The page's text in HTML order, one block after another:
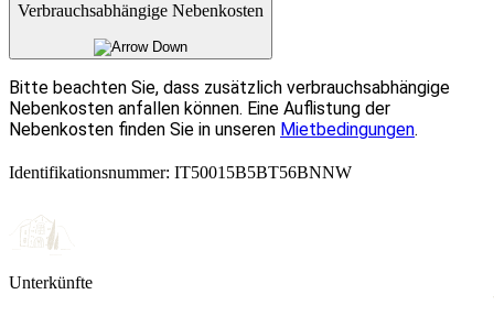
Verbrauchsabhängige Nebenkosten
Bitte beachten Sie, dass zusätzlich verbrauchsabhängige
Nebenkosten anfallen können. Eine Auflistung der
Nebenkosten finden Sie in unseren Mietbedingungen.
Identifikationsnummer: IT50015B5BT56BNNW
Unterkünfte